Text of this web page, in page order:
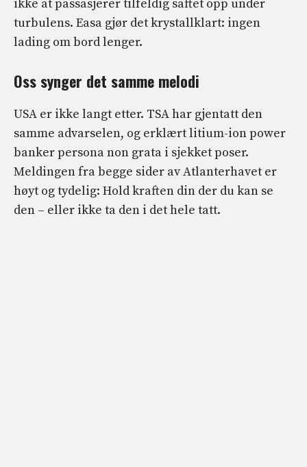
ikke at passasjerer tilfeldig saftet opp under
turbulens. Easa gjør det krystallklart: ingen
lading om bord lenger.
Oss synger det samme melodi
USA er ikke langt etter. TSA har gjentatt den
samme advarselen, og erklært litium-ion power
banker persona non grata i sjekket poser.
Meldingen fra begge sider av Atlanterhavet er
høyt og tydelig: Hold kraften din der du kan se
den – eller ikke ta den i det hele tatt.